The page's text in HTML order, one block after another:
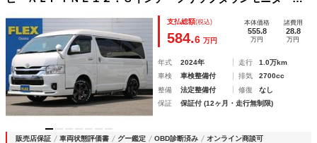
新品内装架装 ＶＥＲ１ モデリスタフロントスポイラー
アルティメットテールランプ 艶消しマホガニーパネルセット
支払総額(税込)
584.6 万円
本体価格
555.8
万円
諸費用
28.8
万円
年式 2024年 走行
1.0万km
車検
車検整備付 排気
2700cc
整備
法定整備付 修復
なし
保証
保証付 (12ヶ月・走行無制限)
販売店保証 車両状態評価書 グー鑑定 OBD診断済み
オンライン商談可